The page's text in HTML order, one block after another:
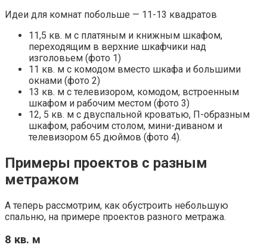
Идеи для комнат побольше — 11-13 квадратов
11,5 кв. м с платяным и книжным шкафом,
переходящим в верхние шкафчики над
изголовьем (фото 1)
11 кв. м с комодом вместо шкафа и большими
окнами (фото 2)
13 кв. м с телевизором, комодом, встроенным
шкафом и рабочим местом (фото 3)
12, 5 кв. м с двуспальной кроватью, П-образным
шкафом, рабочим столом, мини-диваном и
телевизором 65 дюймов (фото 4).
Примеры проектов с разным
метражом
А теперь рассмотрим, как обустроить небольшую
спальню, на примере проектов разного метража.
8 кв. м